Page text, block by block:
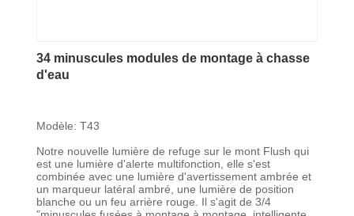
34 minuscules modules de montage à chasse
d'eau
Modèle: T43
Notre nouvelle lumière de refuge sur le mont Flush qui
est une lumière d'alerte multifonction, elle s'est
combinée avec une lumière d'avertissement ambrée et
un marqueur latéral ambré, une lumière de position
blanche ou un feu arrière rouge. Il s'agit de 3/4